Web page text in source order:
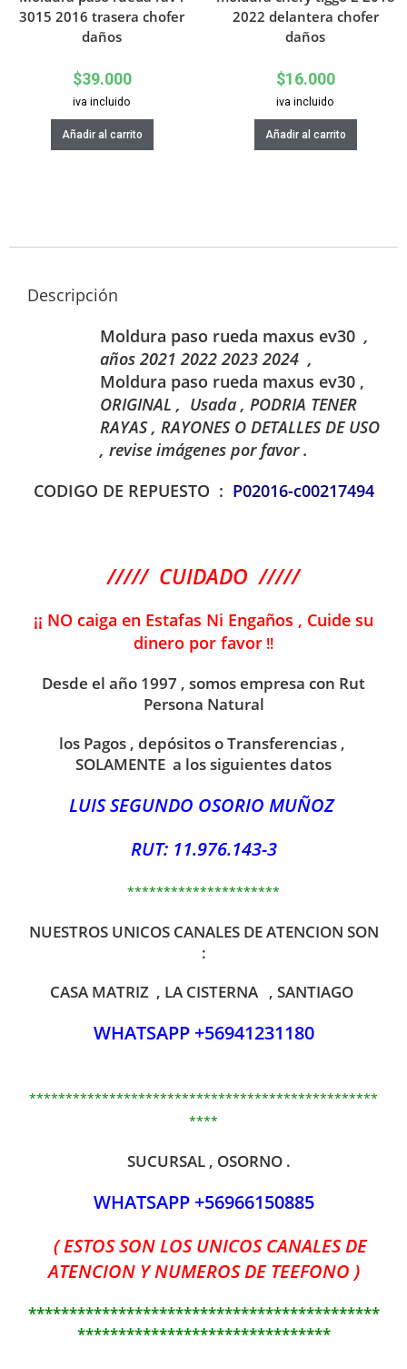
3015 2016 trasera chofer
daños
$39.000
iva incluido
Añadir al carrito
2022 delantera chofer
daños
$16.000
iva incluido
Añadir al carrito
Descripción
Moldura paso rueda maxus ev30 ,
años 2021 2022 2023 2024 ,
Moldura paso rueda maxus ev30 ,
ORIGINAL , Usada , PODRIA TENER
RAYAS , RAYONES O DETALLES DE USO
, revise imágenes por favor .
CODIGO DE REPUESTO : P02016-c00217494
///// CUIDADO /////
¡¡ NO caiga en Estafas Ni Engaños , Cuide su
dinero por favor !!
Desde el año 1997 , somos empresa con Rut
Persona Natural
los Pagos , depósitos o Transferencias ,
SOLAMENTE a los siguientes datos
LUIS SEGUNDO OSORIO MUÑOZ
RUT: 11.976.143-3
*********************
NUESTROS UNICOS CANALES DE ATENCION SON
:
CASA MATRIZ , LA CISTERNA , SANTIAGO
WHATSAPP +56941231180
************************************************
****
SUCURSAL , OSORNO .
WHATSAPP +56966150885
( ESTOS SON LOS UNICOS CANALES DE
ATENCION Y NUMEROS DE TEEFONO )
*******************************************
*******************************